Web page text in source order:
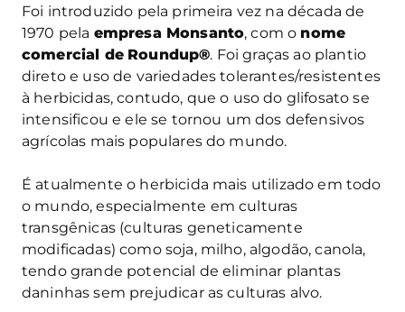
Foi introduzido pela primeira vez na década de
1970 pela empresa Monsanto, com o nome
comercial de Roundup®. Foi graças ao plantio
direto e uso de variedades tolerantes/resistentes
à herbicidas, contudo, que o uso do glifosato se
intensificou e ele se tornou um dos defensivos
agrícolas mais populares do mundo.
É atualmente o herbicida mais utilizado em todo
o mundo, especialmente em culturas
transgênicas (culturas geneticamente
modificadas) como soja, milho, algodão, canola,
tendo grande potencial de eliminar plantas
daninhas sem prejudicar as culturas alvo.